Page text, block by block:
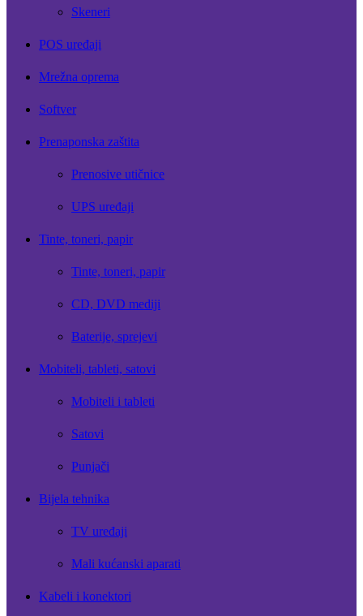
Skeneri
POS uređaji
Mrežna oprema
Softver
Prenaponska zaštita
Prenosive utičnice
UPS uređaji
Tinte, toneri, papir
Tinte, toneri, papir
CD, DVD mediji
Baterije, sprejevi
Mobiteli, tableti, satovi
Mobiteli i tableti
Satovi
Punjači
Bijela tehnika
TV uređaji
Mali kućanski aparati
Kabeli i konektori